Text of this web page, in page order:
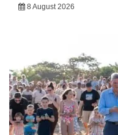
8 August 2026